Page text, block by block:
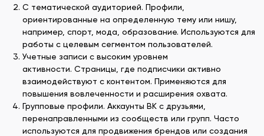
С тематической аудиторией. Профили,
ориентированные на определенную тему или нишу,
например, спорт, мода, образование. Используются для
работы с целевым сегментом пользователей.
Учетные записи с высоким уровнем
активности. Страницы, где подписчики активно
взаимодействуют с контентом. Применяются для
повышения вовлеченности и расширения охвата.
Групповые профили. Аккаунты ВК с друзьями,
перенаправленными из сообществ или групп. Часто
используются для продвижения брендов или создания